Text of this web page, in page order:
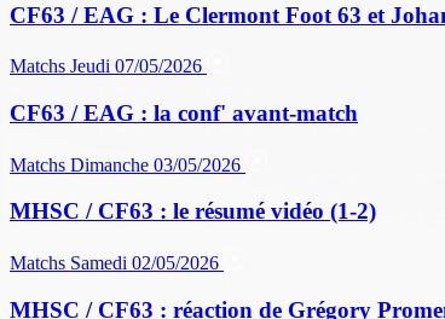
CF63 / EAG : Le Clermont Foot 63 et
Matchs Jeudi 07/05/2026
CF63 / EAG : la conf' avant-match
Matchs Dimanche 03/05/2026
MHSC / CF63 : le résumé vidéo (1-2)
Matchs Samedi 02/05/2026
MHSC / CF63 : réaction de Grégory